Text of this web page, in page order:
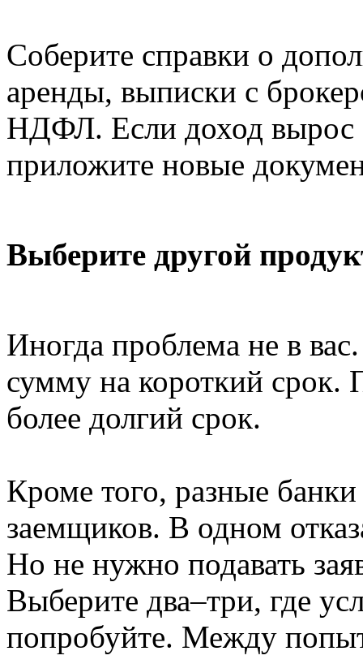
Соберите справки о
аренды, выписки с
НДФЛ. Если доход вырос
приложите новые
Выберите другой
Иногда проблема не в
сумму на короткий срок.
более долгий срок.
Кроме того, разные
заемщиков. В одном
Но не нужно подавать
Выберите два–три, где
попробуйте. Между